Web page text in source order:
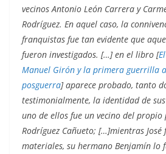
vecinos Antonio León Carrera y
Rodríguez. En aquel caso, la
franquistas fue tan evidente que
fueron investigados. […] en el libro [
Manuel Girón y la primera guerrilla
posguerra] aparece probado, tanto
testimonialmente, la identidad de
uno de ellos fue un vecino del propio
Rodríguez Cañueto; […]mientras
materiales, su hermano Benjamín lo